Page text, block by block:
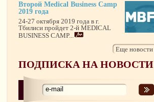
Второй Medical Business Camp
2019 года
24-27 октября 2019 года в г.
Тбилиси пройдет 2-й MEDICAL
BUSINESS CAMP...
Еще новости
ПОДПИСКА НА НОВОСТИ